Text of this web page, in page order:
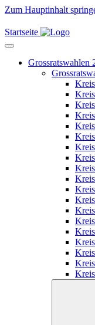
Zum Hauptinhalt
Startseite
Grossratswahlen